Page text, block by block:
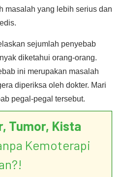
masalah yang lebih serius dan
sejumlah penyebab
diketahui orang-orang.
ini merupakan masalah
diperiksa oleh dokter. Mari
pegal-pegal tersebut.
Tumor, Kista
Kemoterapi